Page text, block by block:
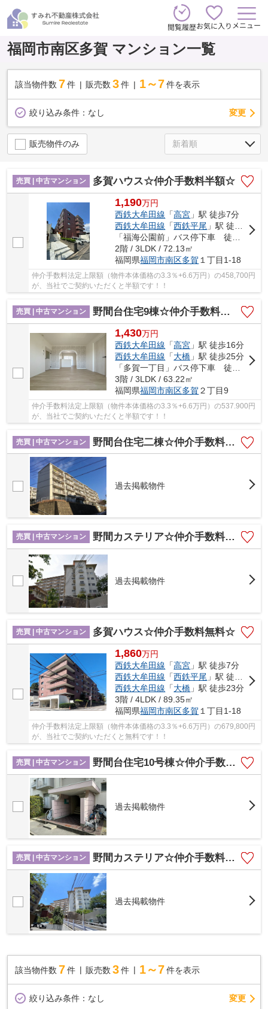
閲覧履歴お気に入り メニュー
福岡市南区多賀 マンション一覧
該当物件数 7件 販売数 3 件 1～7 件を表示
絞り込み条件： なし 変更
販売物件のみ
売買 | 中古マンション 多賀ハウス☆仲介手数料半額☆
1,190万円
西鉄大牟田線 「高宮 」駅 徒歩7分
西鉄大牟田線 「西鉄平尾 」駅 徒歩18分
2階 / 3LDK / 72.13㎡
福岡県福岡市南区多賀 １丁目1-18
仲介手数料法定上限額（物件本体価格の3.3％+6.6万円）の458,700円
が、当社でご契約いただくと半額です！！
売買 | 中古マンション 野間台住宅9棟☆仲介手数料半額☆
1,430万円
西鉄大牟田線 「高宮 」駅 徒歩16分
西鉄大牟田線 「大橋 」駅 徒歩25分
3階 / 3LDK / 63.22㎡
福岡県福岡市南区多賀 ２丁目9
仲介手数料法定上限額（物件本体価格の3.3％+6.6万円）の537.900円
が、当社でご契約いただくと半額です！！
売買 | 中古マンション 野間台住宅二棟☆仲介手数料無料☆
過去掲載物件
売買 | 中古マンション 野間カステリア☆仲介手数料半額☆
過去掲載物件
売買 | 中古マンション 多賀ハウス☆仲介手数料無料☆
1,860万円
西鉄大牟田線 「高宮 」駅 徒歩7分
西鉄大牟田線 「西鉄平尾 」駅 徒歩18分
西鉄大牟田線 「大橋 」駅 徒歩23分
3階 / 4LDK / 89.35㎡
福岡県福岡市南区多賀 １丁目1-18
仲介手数料法定上限額（物件本体価格の3.3％+6.6万円）の679,800円
が、当社でご契約いただくと無料です！！
売買 | 中古マンション 野間台住宅10号棟☆仲介手数料無料☆
過去掲載物件
売買 | 中古マンション 野間カステリア☆仲介手数料無料☆
過去掲載物件
該当物件数 7件 販売数 3 件 1～7 件を表示
絞り込み条件： なし 変更